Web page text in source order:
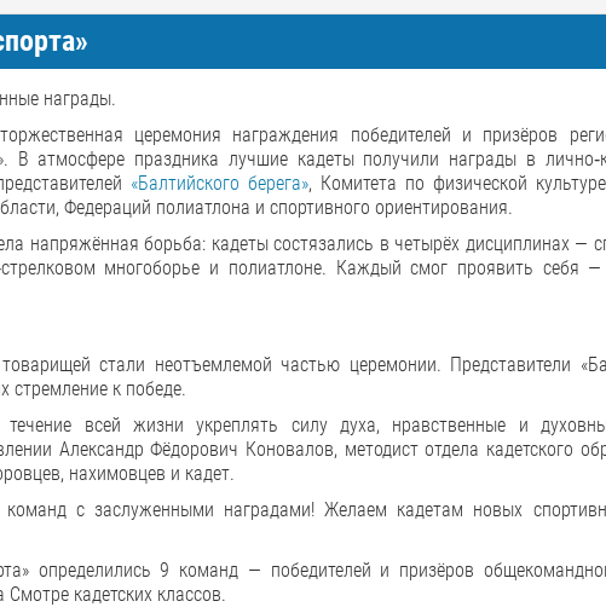
награды.
церемония награждения победителей и призёров
В атмосфере праздника лучшие кадеты получили награды в
«Балтийского берега», Комитета по физической
Федераций полиатлона и спортивного ориентирования.
напряжённая борьба: кадеты состязались в четырёх дисциплинах —
многоборье и полиатлоне. Каждый смог проявить себя
стали неотъемлемой частью церемонии. Представители
стремление к победе.
всей жизни укреплять силу духа, нравственные и
Александр Фёдорович Коновалов, методист отдела кадетского
нахимовцев и кадет.
команд с заслуженными наградами! Желаем кадетам новых
определились 9 команд — победителей и призёров
кадетских классов.